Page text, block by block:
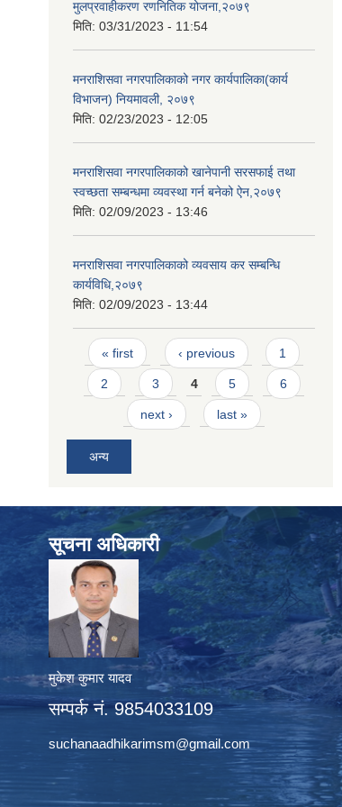
मुलप्रवाहीकरण रणनितिक योजना,२०७९
मिति: 03/31/2023 - 11:54
मनराशिसवा नगरपालिकाको नगर कार्यपालिका(कार्य
विभाजन) नियमावली, २०७९
मिति: 02/23/2023 - 12:05
मनराशिसवा नगरपालिकाको खानेपानी सरसफाई तथा
स्वच्छता सम्बन्धमा व्यवस्था गर्न बनेको ऐन,२०७९
मिति: 02/09/2023 - 13:46
मनराशिसवा नगरपालिकाको व्यवसाय कर सम्बन्धि
कार्यविधि,२०७९
मिति: 02/09/2023 - 13:44
Pages
« first ‹ previous 1
2 3 4 5 6
next › last »
अन्य
सूचना अधिकारी
मुकेश कुमार यादव
सम्पर्क नं. 9854033109
suchanaadhikarimsm@gmail.com